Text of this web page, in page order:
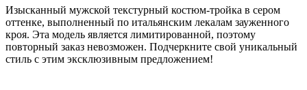
Изысканный мужской текстурный костюм-тройка в сером
оттенке, выполненный по итальянским лекалам зауженного
кроя. Эта модель является лимитированной, поэтому
повторный заказ невозможен. Подчеркните свой уникальный
стиль с этим эксклюзивным предложением!